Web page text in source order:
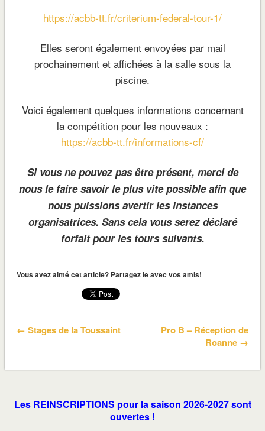
https://acbb-tt.fr/criterium-federal-tour-1/
Elles seront également envoyées par mail
prochainement et affichées à la salle sous la
piscine.
Voici également quelques informations concernant
la compétition pour les nouveaux :
https://acbb-tt.fr/informations-cf/
Si vous ne pouvez pas être présent, merci de
nous le faire savoir le plus vite possible afin que
nous puissions avertir les instances
organisatrices. Sans cela vous serez déclaré
forfait pour les tours suivants.
Vous avez aimé cet article? Partagez le avec vos amis!
← Stages de la Toussaint
Pro B – Réception de
Roanne →
Les REINSCRIPTIONS pour la saison 2026-2027 sont
ouvertes !